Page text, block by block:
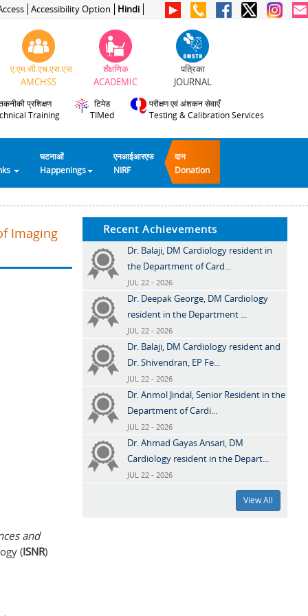
Accessibility Option Hindi
ए.एम.सी.एच.एस.एस
AMCHSS
शैक्षणिक
ACADEMIC
पत्रिका
JOURNAL
प्रशिक्षण
Training
टिमेड
TIMed
परीक्षण एवं अंशकन सेवाएँ
Testing & Calibration Services
घटनाओं
Happenings
एनआईआरएफ
NIRF
दान
Donation
Imaging
and
(ISNR)
Recent Achievements
Dr. Balaji, DM Cardiology resident in
the Department of Card...
JUL 22 - 2026
Dr. Deepak George, DM Cardiology
resident in the Department ...
JUL 22 - 2026
Dr. Balaji, DM Cardiology resident and
Dr. Shivendran, EP Fe...
JUL 22 - 2026
Dr. Anmol Jindal, Senior Resident in the
Department of Cardi...
JUL 22 - 2026
Dr. Ahmad Gayas Ansari, DM
Cardiology resident in the Depart...
JUL 22 - 2026
View All